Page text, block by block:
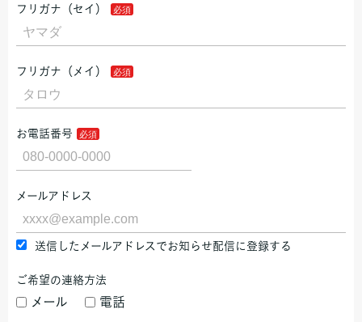
フリガナ（セイ）
フリガナ（メイ）
お電話番号
メールアドレス
送信したメールアドレスでお知らせ配信に登録する
ご希望の連絡方法
メール 電話